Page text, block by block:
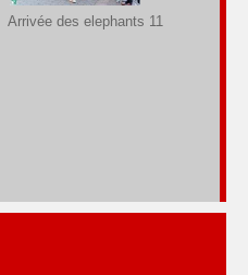
Arrivée des elephants 11